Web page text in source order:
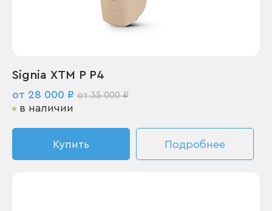
Signia XTM P P4
от 28 000 ₽ от 35 000 ₽
в наличии
Купить Подробнее